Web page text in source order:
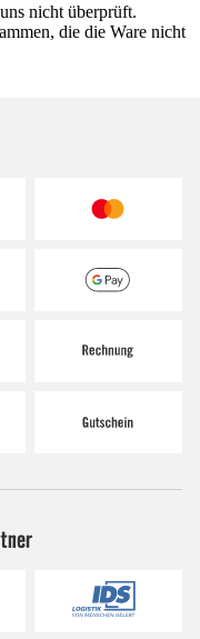
nicht überprüft.
die die Ware nicht